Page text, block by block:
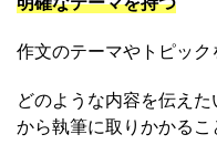
作文のテーマやトピック
どのような内容を伝え
から執筆に取りかかるこ